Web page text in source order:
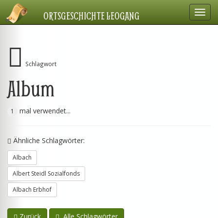
ORTSGESCHICHTE LEOGANG
Schlagwort
Album
1 mal verwendet...
Ähnliche Schlagwörter:
Albach
Albert Steidl Sozialfonds
Albach Erbhof